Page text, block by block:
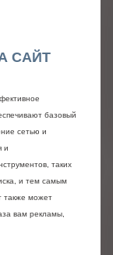
САЙТ
базовый
сетью и
и
таких
и тем самым
также может
вам рекламы,